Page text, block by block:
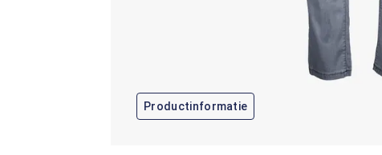
Productinformatie